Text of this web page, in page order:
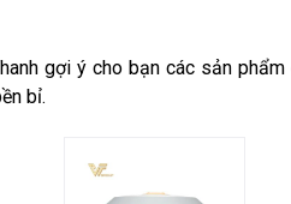
gợi ý cho bạn các sản
bỉ.